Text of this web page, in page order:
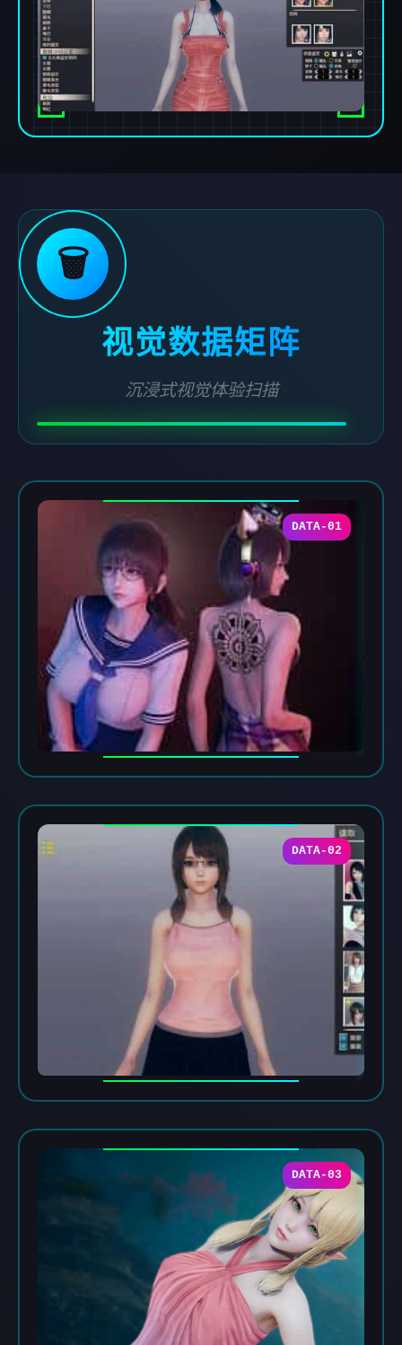
🗑️
视觉数据矩阵
沉浸式视觉体验扫描
DATA-01
DATA-02
DATA-03